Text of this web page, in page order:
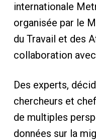
internationale
organisée par le
du Travail et des
collaboration avec
Des experts,
chercheurs et
de multiples
données sur la